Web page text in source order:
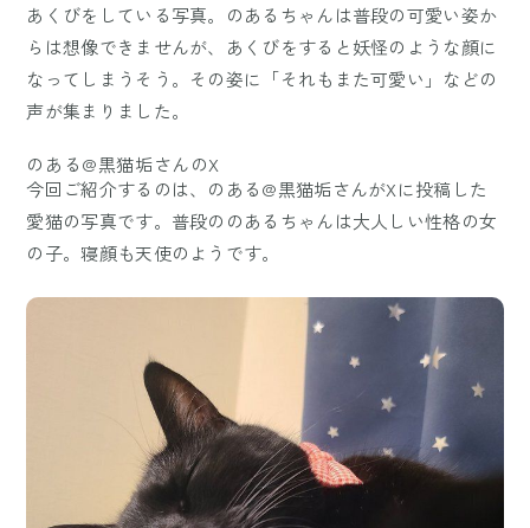
あくびをしている写真。のあるちゃんは普段の可愛い姿か
らは想像できませんが、あくびをすると妖怪のような顔に
なってしまうそう。その姿に「それもまた可愛い」などの
声が集まりました。
のある@黒猫垢さんのX
今回ご紹介するのは、のある@黒猫垢さんがXに投稿した
愛猫の写真です。普段ののあるちゃんは大人しい性格の女
の子。寝顔も天使のようです。